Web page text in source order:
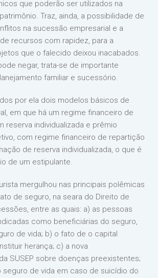
que poderão ser utilizados na
Traz, ainda, a possibilidade de
na sucessão empresarial e a
recursos com rapidez, para a
que o falecido deixou inacabados.
negar, trata-se de importante
familiar e sucessório.
por ela dois modelos básicos de
em que há um regime financeiro de
reserva individualizada e prêmio
com regime financeiro de repartição
de reserva individualizada, o que é
de um estipulante.
mergulhou nas principais polêmicas
de seguro, na seara do Direito de
entre as quais: a) as pessoas
como beneficiárias do seguro,
de vida; b) o fato de o capital
herança; c) a nova
SUSEP sobre doenças preexistentes;
seguro de vida em caso de suicídio do